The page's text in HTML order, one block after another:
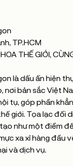
TP.HCM
THẾ GIỚI,
là dấu ấn hiện
nơi bản sắc Việt
tụ, góp phần
giới. Tọa lạc đối
như một điểm
xa xỉ hàng đầu
và dịch vụ.